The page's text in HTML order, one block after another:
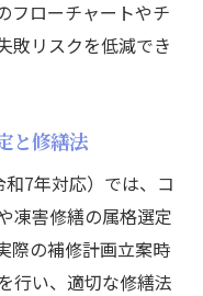
フローチャートやチ
敗リスクを低減でき
と修繕法
7年対応）では、コ
凍害修繕の属格選定
際の補修計画立案時
行い、適切な修繕法